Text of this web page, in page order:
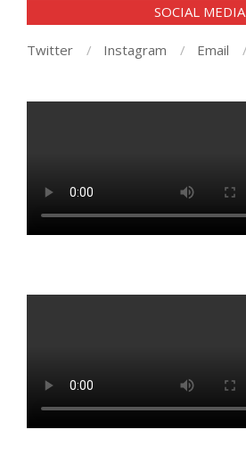
SOCIAL MEDIA
Twitter Instagram Email